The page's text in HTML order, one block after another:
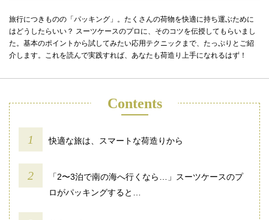
旅行につきものの「パッキング」。たくさんの荷物を快適に持ち運ぶために
はどうしたらいい？ スーツケースのプロに、そのコツを伝授してもらいまし
た。基本のポイントから試してみたい応用テクニックまで、たっぷりとご紹
介します。これを読んで実践すれば、あなたも荷造り上手になれるはず！
Contents
快適な旅は、スマートな荷造りから
「2〜3泊で南の海へ行くなら…」スーツケースのプ
ロがパッキングすると…